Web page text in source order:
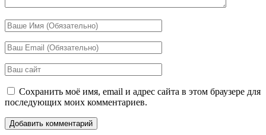
Сохранить моё имя, email и адрес сайта в этом браузере для
последующих моих комментариев.